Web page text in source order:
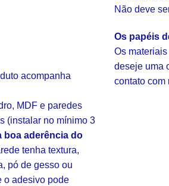
acompanha
MDF e paredes
(instalar no mínimo 3
boa aderência do
tenha textura,
pó de gesso ou
o adesivo pode
Não deve
Os papéis
Os
deseje uma
contato com